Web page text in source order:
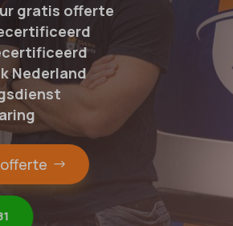
gratis offerte
Nederland